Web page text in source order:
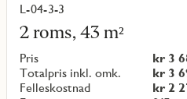
L-04-3-3
2 roms, 43 m²
Pris
kr 3
Totalpris inkl. omk.
kr 3
Felleskostnad
kr 2
Les
mer
om
objekt
{objectNumber}